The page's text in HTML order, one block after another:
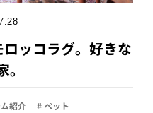
ッコラグ。好きな
紹介 # ペット